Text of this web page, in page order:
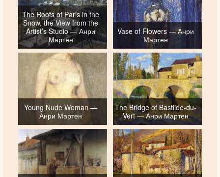
The Roofs of Paris in the
Snow, the View from the
Artist’s Studio — Анри
Мартен
Vase of Flowers — Анри
Мартен
Young Nude Woman —
Анри Мартен
The Bridge of Bastiide-du-
Vert — Анри Мартен